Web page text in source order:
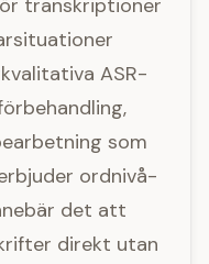
transkriptioner
ASR-
som
ordnivå-
det att
direkt utan